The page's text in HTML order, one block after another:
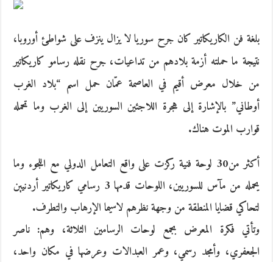
بلغة فن الكاريكاتير كان جرح سوريا لا يزال ينزف على شواطئ أوروبا،
نتيجة ما حملته أزمة بلادهم من تداعيات، جرح نقله رسامو كاريكاتير
من خلال معرض أقيم في العاصمة عمّان حمل اسم “بلاد الغرب
أوطاني” بالإشارة إلى هجرة اللاجئين السوريين إلى الغرب وما تحمله
قوارب الموت هناك.
أكثر من30 لوحة فنية ركزت على واقع التعامل الدولي مع اللجوء وما
يحمله من مآس للسوريين، اللوحات قدمها 3 رسامي كاريكاتير أردنيين
لتحاكي قضايا المنطقة من وجهة نظرهم لاسيما الإرهاب والتطرف.
وتأتي فكرة المعرض بجمع لوحات الرسامين الثلاثة، وهم: ناصر
الجعفري، وأمجد رسمي، وعمر العبدالات وعرضها في مكان واحد،